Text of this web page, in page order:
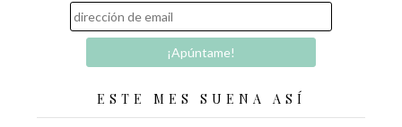
ESTE MES SUENA ASÍ